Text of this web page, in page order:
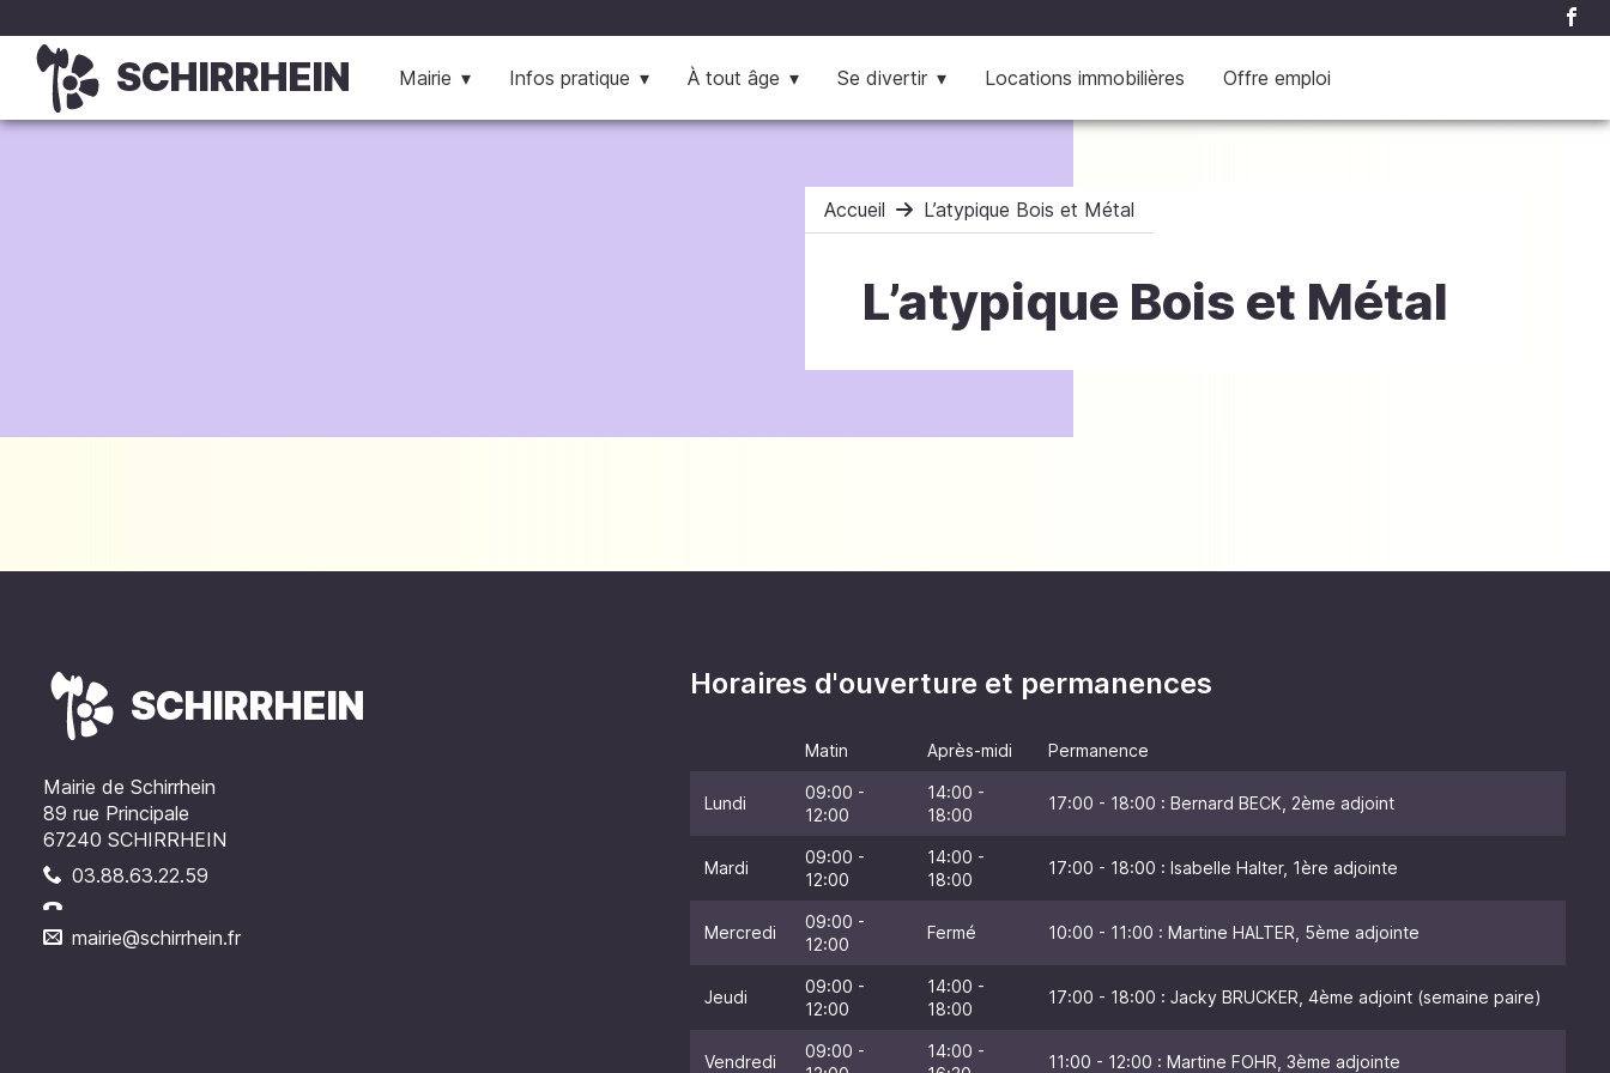
SCHIRRHEIN Mairie Infos pratique À tout âge Se divertir Locations immobilières Offre emploi
Accueil L’atypique Bois et Métal
L’atypique Bois et Métal
SCHIRRHEIN
Mairie de Schirrhein
89 rue Principale
67240 SCHIRRHEIN
03.88.63.22.59
mairie@schirrhein.fr
Horaires d'ouverture et permanences
Matin Après-midi Permanence
Lundi
09:00 -
12:00
14:00 -
18:00
17:00 - 18:00 : Bernard BECK, 2ème adjoint
Mardi
09:00 -
12:00
14:00 -
18:00
17:00 - 18:00 : Isabelle Halter, 1ère adjointe
Mercredi
09:00 -
12:00
Fermé 10:00 - 11:00 : Martine HALTER, 5ème adjointe
Jeudi
09:00 -
12:00
14:00 -
18:00
17:00 - 18:00 : Jacky BRUCKER, 4ème adjoint (semaine paire)
Vendredi
09:00 -
14:00 -
11:00 - 12:00 : Martine FOHR, 3ème adjointe